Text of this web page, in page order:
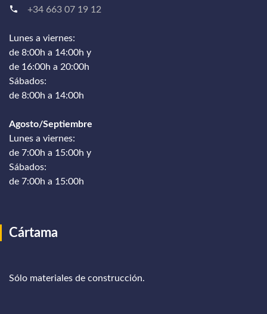
+34 663 07 19 12
Lunes a viernes:
de 8:00h a 14:00h y
de 16:00h a 20:00h
Sábados:
de 8:00h a 14:00h
Agosto/Septiembre
Lunes a viernes:
de 7:00h a 15:00h y
Sábados:
de 7:00h a 15:00h
Cártama
Sólo materiales de construcción.